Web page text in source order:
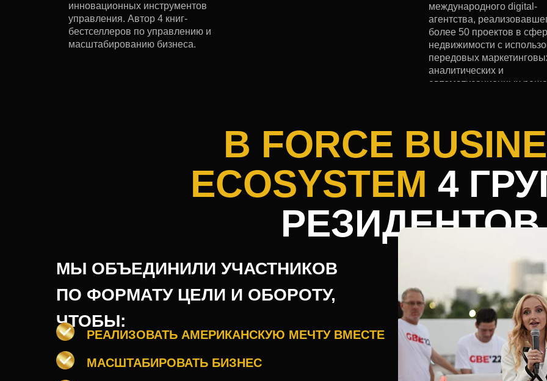
международного digital-
агентства,
более 50 проектов в
недвижимости с
передовых
аналитических и
автоматизационных
масштабируемые, data-
системы продаж,
повысившие
проекта.
инновационных инструментов
управления. Автор 4 книг-
бестселлеров по управлению и
масштабированию бизнеса.
В FORCE
ECOSYSTEM 4
РЕЗИДЕНТОВ
МЫ ОБЪЕДИНИЛИ УЧАСТНИКОВ
ПО ФОРМАТУ ЦЕЛИ И ОБОРОТУ,
ЧТОБЫ:
РЕАЛИЗОВАТЬ АМЕРИКАНСКУЮ МЕЧТУ ВМЕСТЕ
МАСШТАБИРОВАТЬ БИЗНЕС